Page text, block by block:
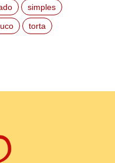
simples
torta